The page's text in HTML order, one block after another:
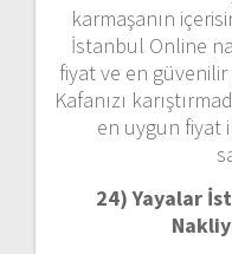
karmaşanın
İstanbul Online
fiyat ve en
Kafanızı
en uygun fiyat
24) Yayalar